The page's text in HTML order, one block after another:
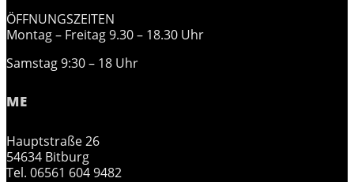
ÖFFNUNGSZEITEN
Montag – Freitag 9.30 – 18.30 Uhr
Samstag 9:30 – 18 Uhr
ME
Hauptstraße 26
54634 Bitburg
Tel. 06561 604 9482